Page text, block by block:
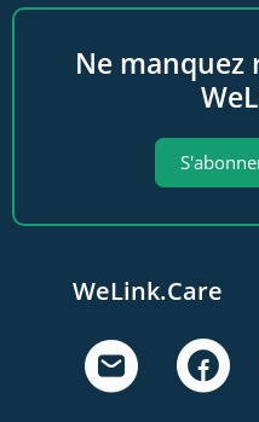
Ne manquez
WeLink.Care